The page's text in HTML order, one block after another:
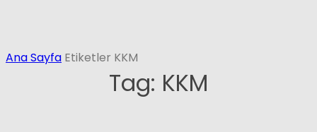
Ana Sayfa Etiketler KKM
Tag: KKM